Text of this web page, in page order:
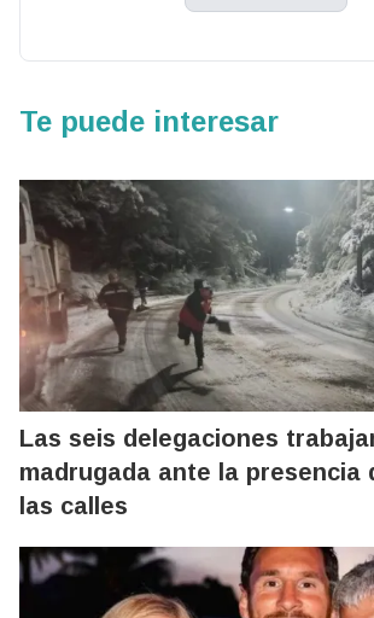
Te puede interesar
Las seis delegaciones
madrugada ante la presencia
las calles